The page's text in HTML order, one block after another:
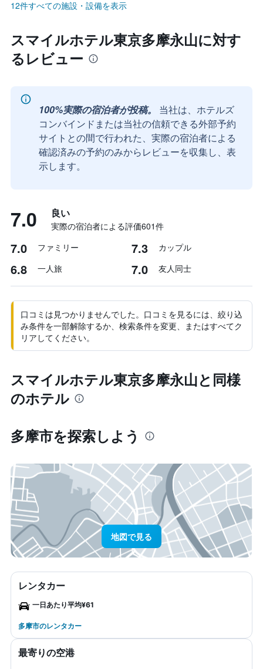
12件すべての施設・設備を表示
スマイルホテル東京多摩永山に対す
るレビュー
100%実際の宿泊者が投稿。
当社は、ホテルズ
コンバインドまたは当社の信頼できる外部予約
サイトとの間で行われた、実際の宿泊者による
確認済みの予約のみからレビューを収集し、表
示します。
7.0 良い
実際の宿泊者による評価601​件
7.0 ファミリー 7.3 カップル
6.8 一人旅 7.0 友人同士
口コミは見つかりませんでした。口コミを見るには、絞り込
み条件を一部解除するか、検索条件を変更、またはすべてク
リアしてください。
スマイルホテル東京多摩永山と同様
のホテル
多摩市​を探索しよう
地図で見る
レンタカー
一日あたり平均¥61
多摩市のレンタカー
最寄りの空港